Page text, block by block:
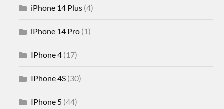
iPhone 14 Plus (4)
iPhone 14 Pro (1)
IPhone 4 (17)
IPhone 4S (30)
IPhone 5 (44)